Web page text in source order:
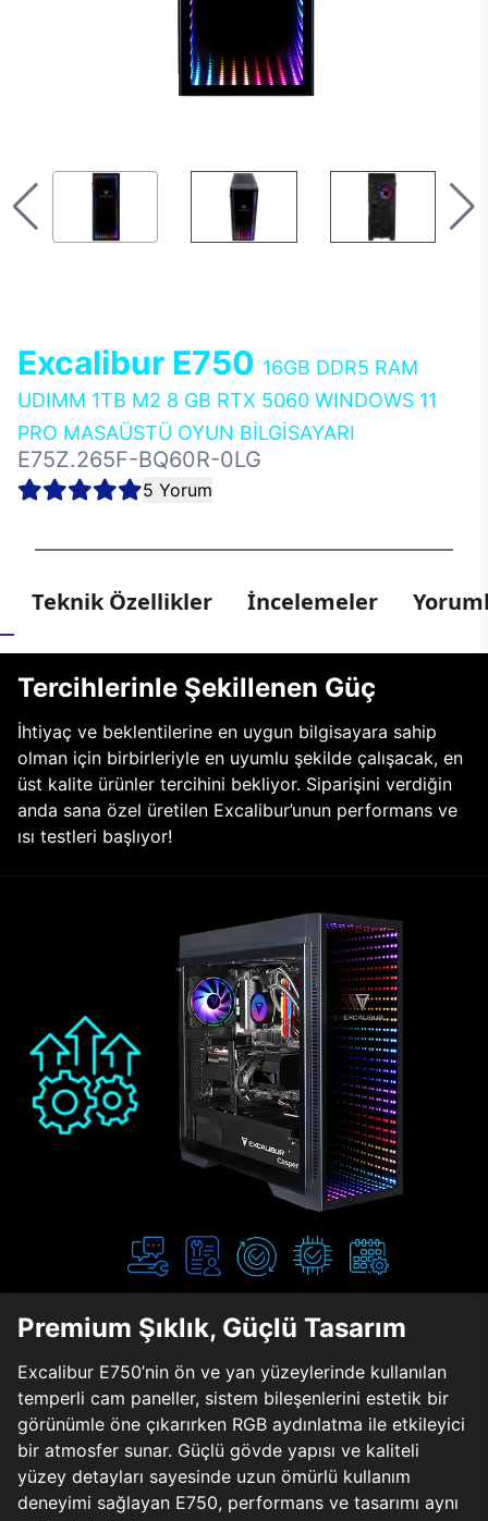
Excalibur E750 16GB DDR5 RAM
UDIMM 1TB M2 8 GB RTX 5060 WINDOWS 11
PRO MASAÜSTÜ OYUN BİLGİSAYARI
E75Z.265F-BQ60R-0LG
5 Yorum
Teknik Özellikler İncelemeler
Tercihlerinle Şekillenen Güç
İhtiyaç ve beklentilerine en uygun bilgisayara sahip
olman için birbirleriyle en uyumlu şekilde çalışacak, en
üst kalite ürünler tercihini bekliyor. Siparişini verdiğin
anda sana özel üretilen Excalibur’unun performans ve
ısı testleri başlıyor!
Premium Şıklık, Güçlü Tasarım
Excalibur E750’nin ön ve yan yüzeylerinde kullanılan
temperli cam paneller, sistem bileşenlerini estetik bir
görünümle öne çıkarırken RGB aydınlatma ile etkileyici
bir atmosfer sunar. Güçlü gövde yapısı ve kaliteli
yüzey detayları sayesinde uzun ömürlü kullanım
deneyimi sağlayan E750, performans ve tasarımı aynı